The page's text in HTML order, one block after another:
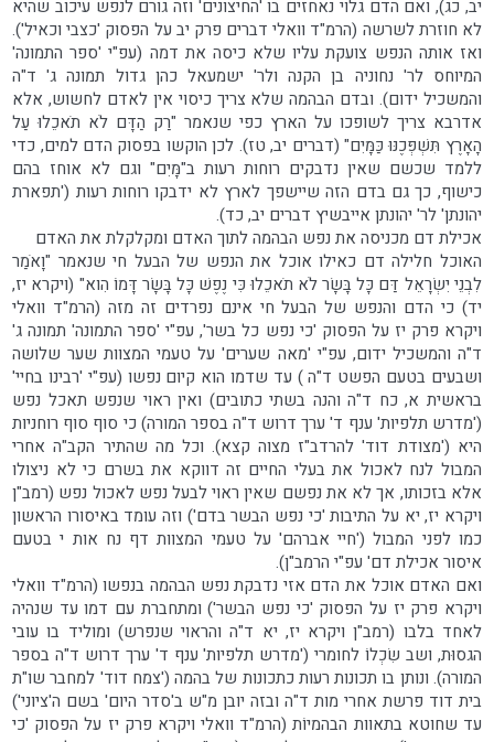
יב, כג), ואם הדם גלוי נאחזים בו 'החיצונים' וזה גורם לנפש עיכוב שהיא
לא חוזרת לשרשה (הרמ"ד וואלי דברים פרק יב על הפסוק 'כצבי וכאיל').
ואז אותה הנפש צועקת עליו שלא כיסה את דמה (עפ"י 'ספר התמונה'
המיוחס לר' נחוניה בן הקנה ולר' ישמעאל כהן גדול תמונה ג' ד"ה
והמשכיל ידום). ובדם הבהמה שלא צריך כיסוי אין לאדם לחשוש, אלא
אדרבא צריך לשופכו על הארץ כפי שנאמר "רַק הַדָּם לֹא תֹאכֵלוּ עַל
הָאָרֶץ תִּשְׁפְּכֶנּוּ כַּמָּיִם" (דברים יב, טז). לכן הוקשו בפסוק הדם למים, כדי
ללמד שכשם שאין נדבקים רוחות רעות ב"מָּיִם" וגם לא אוחז בהם
כישוף, כך גם בדם הזה שיישפך לארץ לא ידבקו רוחות רעות ('תפארת
יהונתן' לר' יהונתן אייבשיץ דברים יב, כד).
אכילת דם מכניסה את נפש הבהמה לתוך האדם ומקלקלת את האדם
האוכל חלילה דם כאילו אוכל את הנפש של הבעל חי שנאמר "וָאֹמַר
לִבְנֵי יִשְׂרָאֵל דַּם כָּל בָּשָׂר לֹא תֹאכֵלוּ כִּי נֶפֶשׁ כָּל בָּשָׂר דָּמוֹ הִוא" (ויקרא יז,
יד) כי הדם והנפש של הבעל חי אינם נפרדים זה מזה (הרמ"ד וואלי
ויקרא פרק יז על הפסוק 'כי נפש כל בשר', עפ"י 'ספר התמונה' תמונה ג'
ד"ה והמשכיל ידום, עפ"י 'מאה שערים' על טעמי המצוות שער שלושה
ושבעים בטעם הפשט ד"ה ) עד שדמו הוא קיום נפשו (עפ"י 'רבינו בחיי'
בראשית א, כח ד"ה והנה בשתי כתובים) ואין ראוי שנפש תאכל נפש
('מדרש תלפיות' ענף ד' ערך דרוש ד"ה בספר המורה) כי סוף סוף רוחניות
היא ('מצודת דוד' להרדב"ז מצוה קצא). וכל מה שהתיר הקב"ה אחרי
המבול לנח לאכול את בעלי החיים זה דווקא את בשרם כי לא ניצולו
אלא בזכותו, אך לא את נפשם שאין ראוי לבעל נפש לאכול נפש (רמב"ן
ויקרא יז, יא על התיבות 'כי נפש הבשר בדם') וזה עומד באיסורו הראשון
כמו לפני המבול ('חיי אברהם' על טעמי המצוות דף נח אות י בטעם
איסור אכילת דם' עפ"י הרמב"ן).
ואם האדם אוכל את הדם אזי נדבקת נפש הבהמה בנפשו (הרמ"ד וואלי
ויקרא פרק יז על הפסוק 'כי נפש הבשר') ומתחברת עם דמו עד שנהיה
לאחד בלבו (רמב"ן ויקרא יז, יא ד"ה והראוי שנפרש) ומוליד בו עובי
הגסוּת, ושב שִׂכְלוֹ לחומרי ('מדרש תלפיות' ענף ד' ערך דרוש ד"ה בספר
המורה). ונותן בו תכונות רעות כתכונות של בהמה ('צמח דוד' למחבר שו"ת
בית דוד פרשת אחרי מות ד"ה ובזה יובן מ"ש ב'סדר היום' בשם ה'ציוני')
עד שחוטא בתאוות הבהמיוֹת (הרמ"ד וואלי ויקרא פרק יז על הפסוק 'כי